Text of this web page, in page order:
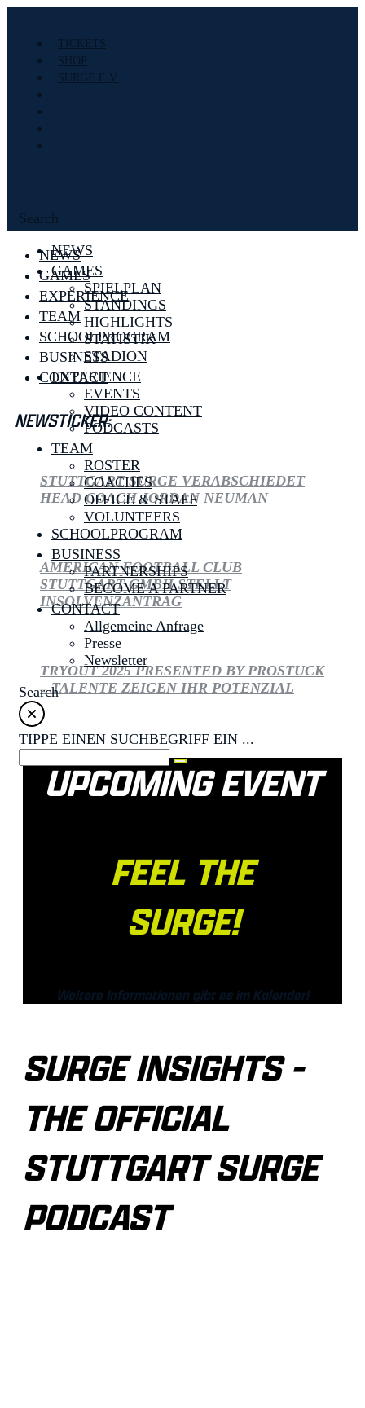
TICKETS
SHOP
SURGE E.V.
Search
NEWS
GAMES
SPIELPLAN
STANDINGS
HIGHLIGHTS
STATISTIK
STADION
EXPERIENCE
EVENTS
VIDEO CONTENT
PODCASTS
TEAM
ROSTER
COACHES
OFFICE & STAFF
VOLUNTEERS
SCHOOLPROGRAM
BUSINESS
PARTNERSHIPS
BECOME A PARTNER
CONTACT
Allgemeine Anfrage
Presse
Newsletter
Search
TIPPE EINEN SUCHBEGRIFF EIN ...
NEWS
GAMES
EXPERIENCE
TEAM
SCHOOLPROGRAM
BUSINESS
CONTACT
NEWSTICKER:
STUTTGART SURGE VERABSCHIEDET
HEAD COACH JORDAN NEUMAN
AMERICAN FOOTBALL CLUB
STUTTGART GMBH STELLT
INSOLVENZANTRAG
TRYOUT 2025 PRESENTED BY PROSTUCK
– TALENTE ZEIGEN IHR POTENZIAL
UPCOMING EVENT
FEEL THE
SURGE!
Weitere Informationen gibt es im Kalender!
SURGE INSIGHTS -
THE OFFICIAL
STUTTGART SURGE
PODCAST